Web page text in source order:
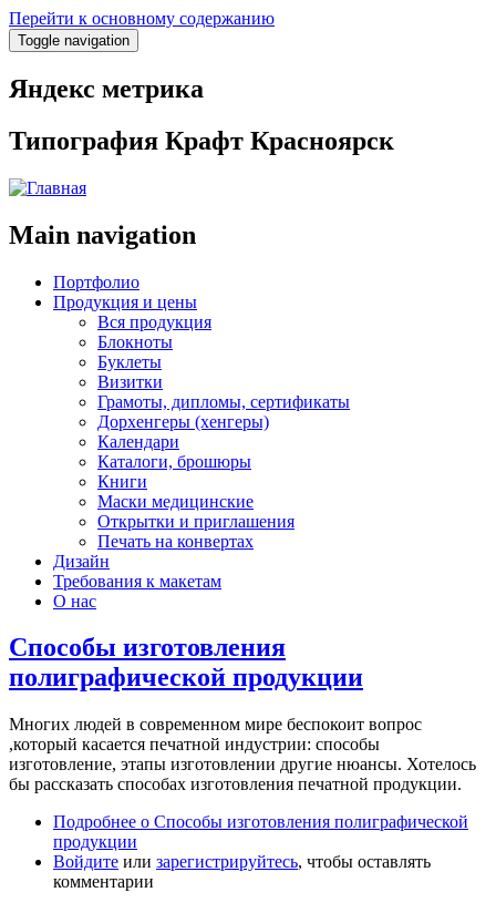
Перейти к основному содержанию
Toggle navigation
Яндекс метрика
Типография Крафт Красноярск
Main navigation
Портфолио
Продукция и цены
Вся продукция
Блокноты
Буклеты
Визитки
Грамоты, дипломы, сертификаты
Дорхенгеры (хенгеры)
Календари
Каталоги, брошюры
Книги
Маски медицинские
Открытки и приглашения
Печать на конвертах
Дизайн
Требования к макетам
О нас
Способы изготовления
полиграфической продукции
Многих людей в современном мире беспокоит вопрос
,который касается печатной индустрии: способы
изготовление, этапы изготовлении другие нюансы. Хотелось
бы рассказать способах изготовления печатной продукции.
Подробнее о Способы изготовления полиграфической
продукции
Войдите или зарегистрируйтесь, чтобы оставлять
комментарии